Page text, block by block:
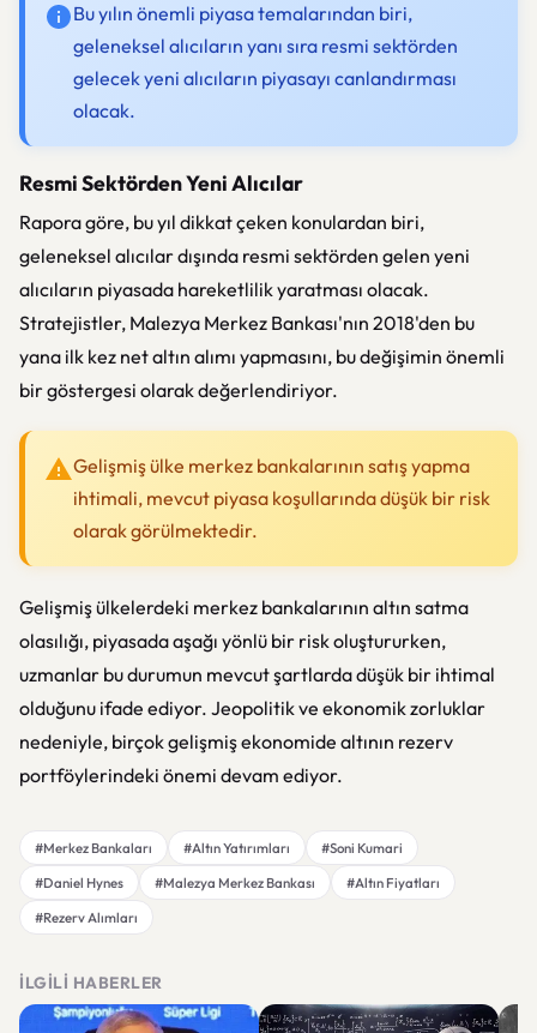
Bu yılın önemli piyasa temalarından biri,
geleneksel alıcıların yanı sıra resmi sektörden
gelecek yeni alıcıların piyasayı canlandırması
olacak.
Resmi Sektörden Yeni Alıcılar
Rapora göre, bu yıl dikkat çeken konulardan biri,
geleneksel alıcılar dışında resmi sektörden gelen yeni
alıcıların piyasada hareketlilik yaratması olacak.
Stratejistler, Malezya Merkez Bankası'nın 2018'den bu
yana ilk kez net altın alımı yapmasını, bu değişimin önemli
bir göstergesi olarak değerlendiriyor.
Gelişmiş ülke merkez bankalarının satış yapma
ihtimali, mevcut piyasa koşullarında düşük bir risk
olarak görülmektedir.
Gelişmiş ülkelerdeki merkez bankalarının altın satma
olasılığı, piyasada aşağı yönlü bir risk oluştururken,
uzmanlar bu durumun mevcut şartlarda düşük bir ihtimal
olduğunu ifade ediyor. Jeopolitik ve ekonomik zorluklar
nedeniyle, birçok gelişmiş ekonomide altının rezerv
portföylerindeki önemi devam ediyor.
#Merkez Bankaları #Altın Yatırımları
#Soni Kumari
#Daniel Hynes
#Malezya Merkez Bankası
#Altın Fiyatları
#Rezerv Alımları
İLGILI HABERLER